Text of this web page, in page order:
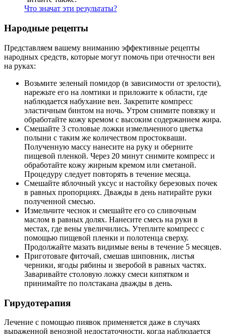
Что значат эти результаты?
Народные рецепты
Представляем вашему вниманию эффективные рецепты
народных средств, которые могут помочь при отечности вен
на руках:
Возьмите зеленый помидор (в зависимости от зрелости),
нарежьте его на ломтики и приложите к области, где
наблюдается набухание вен. Закрепите компресс
эластичным бинтом на ночь. Утром снимите повязку и
обработайте кожу кремом с высоким содержанием жира.
Смешайте 3 столовые ложки измельченного цветка
полыни с таким же количеством простокваши.
Полученную массу нанесите на руку и оберните
пищевой пленкой. Через 20 минут снимите компресс и
обработайте кожу жирным кремом или сметаной.
Процедуру следует повторять в течение месяца.
Смешайте яблочный уксус и настойку березовых почек
в равных пропорциях. Дважды в день натирайте руки
полученной смесью.
Измельчите чеснок и смешайте его со сливочным
маслом в равных долях. Нанесите смесь на руки в
местах, где вены увеличились. Утеплите компресс с
помощью пищевой пленки и полотенца сверху.
Продолжайте мазать видимые вены в течение 5 месяцев.
Приготовьте фиточай, смешав шиповник, листья
черники, ягоды рябины и зверобой в равных частях.
Заваривайте столовую ложку смеси кипятком и
принимайте по полстакана дважды в день.
Гирудотерапия
Лечение с помощью пиявок применяется даже в случаях
выраженной венозной недостаточности, когда наблюдается